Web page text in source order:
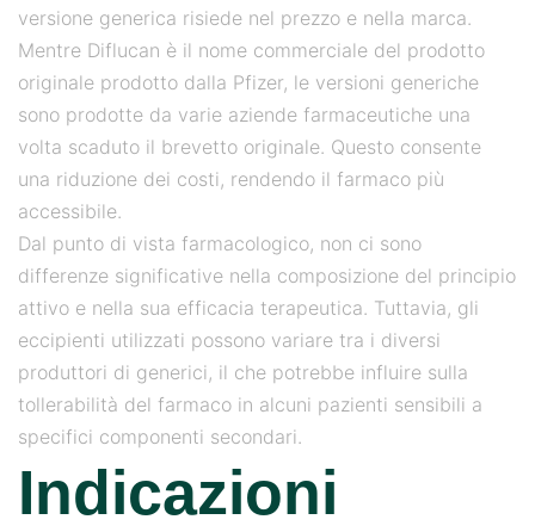
versione generica risiede nel prezzo e nella marca.
Mentre Diflucan è il nome commerciale del prodotto
originale prodotto dalla Pfizer, le versioni generiche
sono prodotte da varie aziende farmaceutiche una
volta scaduto il brevetto originale. Questo consente
una riduzione dei costi, rendendo il farmaco più
accessibile.
Dal punto di vista farmacologico, non ci sono
differenze significative nella composizione del principio
attivo e nella sua efficacia terapeutica. Tuttavia, gli
eccipienti utilizzati possono variare tra i diversi
produttori di generici, il che potrebbe influire sulla
tollerabilità del farmaco in alcuni pazienti sensibili a
specifici componenti secondari.
Indicazioni